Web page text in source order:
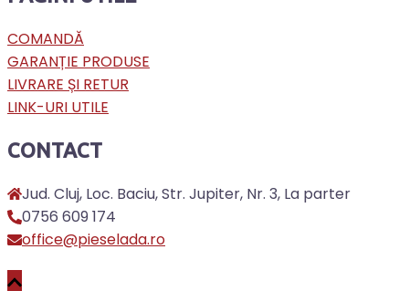
COMANDĂ
GARANȚIE PRODUSE
LIVRARE ȘI RETUR
LINK-URI UTILE
CONTACT
Jud. Cluj, Loc. Baciu, Str. Jupiter, Nr. 3, La parter
0756 609 174
office@pieselada.ro